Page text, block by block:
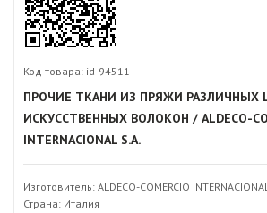
Код товара: id-94511
ПРОЧИЕ ТКАНИ ИЗ ПРЯЖИ РАЗЛИЧНЫХ
ИСКУССТВЕННЫХ ВОЛОКОН / ALDECO-
INTERNACIONAL S.A.
Изготовитель: ALDECO-COMERCIO
Страна: Италия